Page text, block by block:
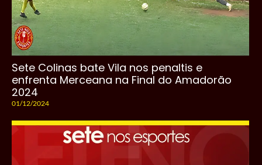
Sete Colinas bate Vila nos penaltis e
enfrenta Merceana na Final do Amadorão
2024
01/12/2024